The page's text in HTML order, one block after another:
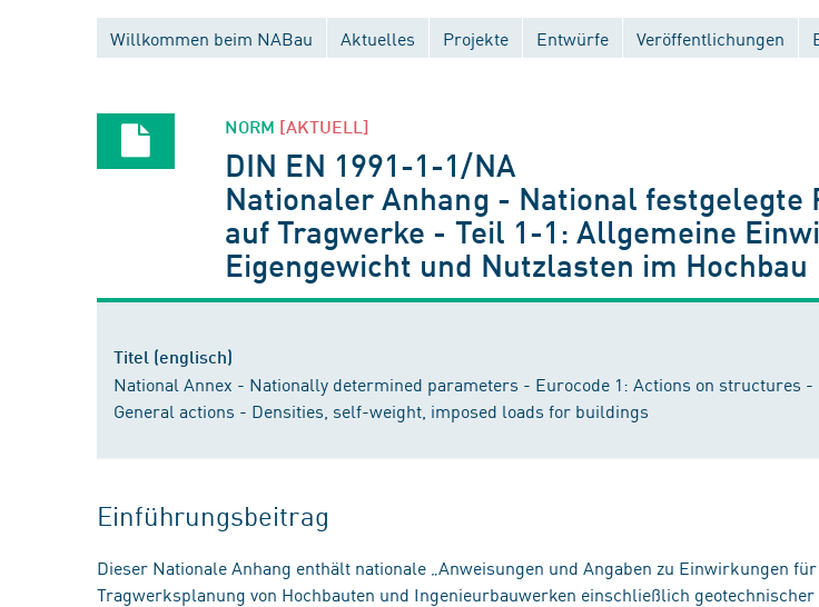
Willkommen beim NABau Aktuelles Projekte Entwürfe Veröffentlichungen
NORM [AKTUELL]
DIN EN 1991-1-1/NA
Nationaler Anhang - National
auf Tragwerke - Teil 1-1: Allgemeine
Eigengewicht und Nutzlasten im Hochbau
Titel (englisch)
National Annex - Nationally determined parameters - Eurocode 1: Actions on structures -
General actions - Densities, self-weight, imposed loads for buildings
Einführungsbeitrag
Dieser Nationale Anhang enthält nationale „Anweisungen und Angaben zu Einwirkungen
Tragwerksplanung von Hochbauten und Ingenieurbauwerken einschließlich